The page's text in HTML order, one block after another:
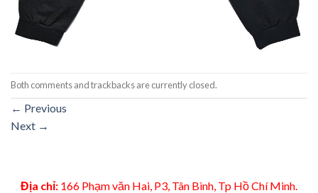
Both comments and trackbacks are currently closed.
← Previous
Next →
Địa chỉ: 166 Phạm văn Hai, P3, Tân Bình, Tp Hồ Chí Minh.